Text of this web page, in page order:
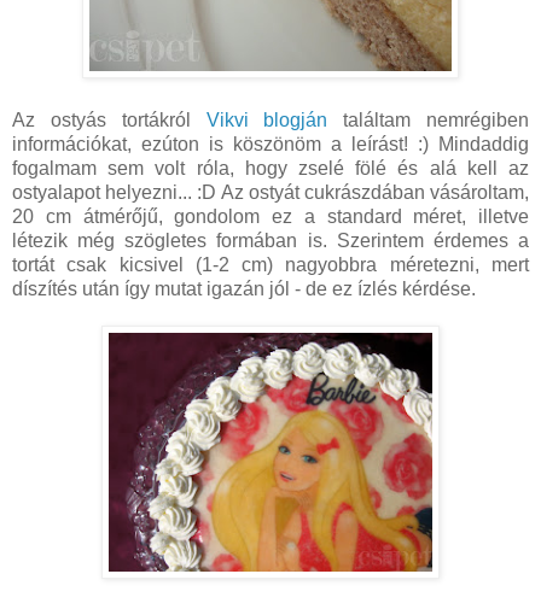
Az ostyás tortákról Vikvi blogján találtam nemrégiben
információkat, ezúton is köszönöm a leírást! :) Mindaddig
fogalmam sem volt róla, hogy zselé fölé és alá kell az
ostyalapot helyezni... :D Az ostyát cukrászdában vásároltam,
20 cm átmérőjű, gondolom ez a standard méret, illetve
létezik még szögletes formában is. Szerintem érdemes a
tortát csak kicsivel (1-2 cm) nagyobbra méretezni, mert
díszítés után így mutat igazán jól - de ez ízlés kérdése.